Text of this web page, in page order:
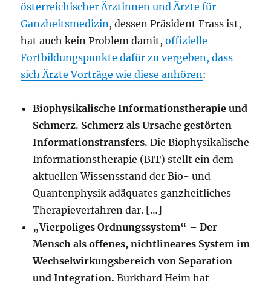
österreichischer Ärztinnen und Ärzte für
Ganzheitsmedizin, dessen Präsident Frass ist,
hat auch kein Problem damit,offizielle
Fortbildungspunkte dafür zu vergeben, dass
sich Ärzte Vorträge wie diese anhören:
Biophysikalische Informationstherapie und
Schmerz. Schmerz als Ursache gestörten
Informationstransfers. Die Biophysikalische
Informationstherapie (BIT) stellt ein dem
aktuellen Wissensstand der Bio- und
Quantenphysik adäquates ganzheitliches
Therapieverfahren dar. […]
„Vierpoliges Ordnungssystem“ – Der
Mensch als offenes, nichtlineares System im
Wechselwirkungsbereich von Separation
und Integration. Burkhard Heim hat